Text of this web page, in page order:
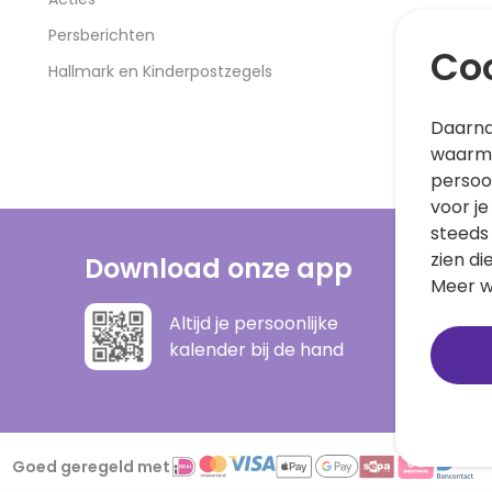
Persberichten
Hallmark en Kinderpostzegels
Download onze app
Altijd je persoonlijke
kalender bij de hand
Goed geregeld met
voor
zien
Meer